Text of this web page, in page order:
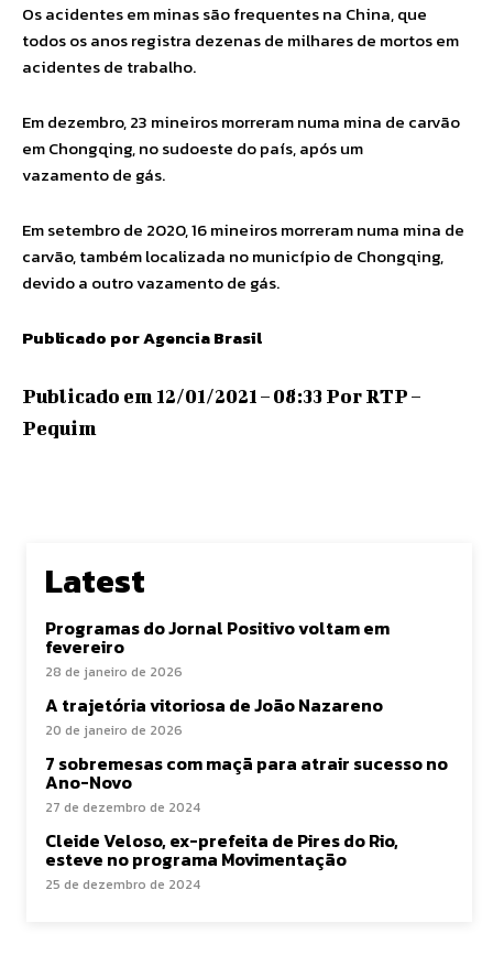
Os acidentes em minas são frequentes na China, que
todos os anos registra dezenas de milhares de mortos em
acidentes de trabalho.
Em dezembro, 23 mineiros morreram numa mina de carvão
em Chongqing, no sudoeste do país, após um
vazamento de gás.
Em setembro de 2020, 16 mineiros morreram numa mina de
carvão, também localizada no município de Chongqing,
devido a outro vazamento de gás.
Publicado por Agencia Brasil
Publicado em 12/01/2021 – 08:33 Por RTP –
Pequim
Latest
Programas do Jornal Positivo voltam em
fevereiro
28 de janeiro de 2026
A trajetória vitoriosa de João Nazareno
20 de janeiro de 2026
7 sobremesas com maçã para atrair sucesso no
Ano-Novo
27 de dezembro de 2024
Cleide Veloso, ex-prefeita de Pires do Rio,
esteve no programa Movimentação
25 de dezembro de 2024